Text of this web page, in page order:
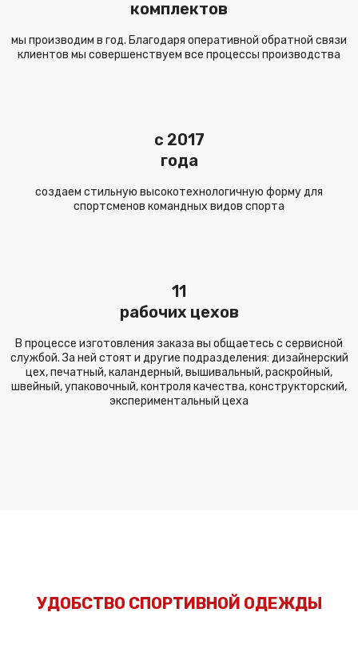
комплектов
мы производим в год. Благодаря оперативной обратной связи
клиентов мы совершенствуем все процессы производства
c 2017
года
создаем стильную высокотехнологичную форму для
спортсменов командных видов спорта
11
рабочих цехов
В процессе изготовления заказа вы общаетесь с сервисной
службой. За ней стоят и другие подразделения: дизайнерский
цех, печатный, каландерный, вышивальный, раскройный,
швейный, упаковочный, контроля качества, конструкторский,
экспериментальный цеха
УДОБСТВО СПОРТИВНОЙ ОДЕЖДЫ